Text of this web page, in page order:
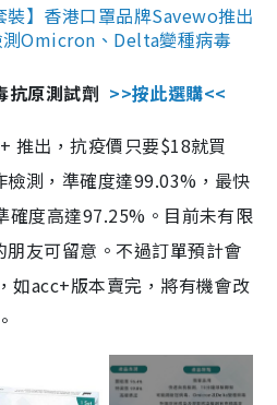
】香港口罩品牌Savewo推出
Omicron、Delta變種病毒
原測試劑 >>按此選購<<
推出，抗疫價只要$18就買
測，準確度達99.03%，最快
確度高達97.25%。目前未有限
友可留意。不過訂單預計會
如acc+版本賣完，將有機會改